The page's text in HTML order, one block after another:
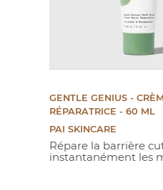
GENTLE GENIUS -
RÉPARATRICE - 60 ML
PAI SKINCARE
Répare la barrière
instantanément les